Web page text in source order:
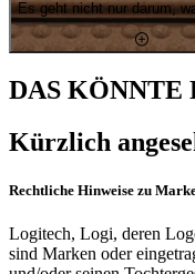
Es geht nicht nur darum,
DAS KÖNNTE
Kürzlich
Rechtliche Hinweise zu
Logitech, Logi, deren
sind Marken oder